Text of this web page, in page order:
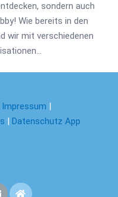
sondern auch
Wie bereits in den
wir mit verschiedenen
Impressum |
| Datenschutz App